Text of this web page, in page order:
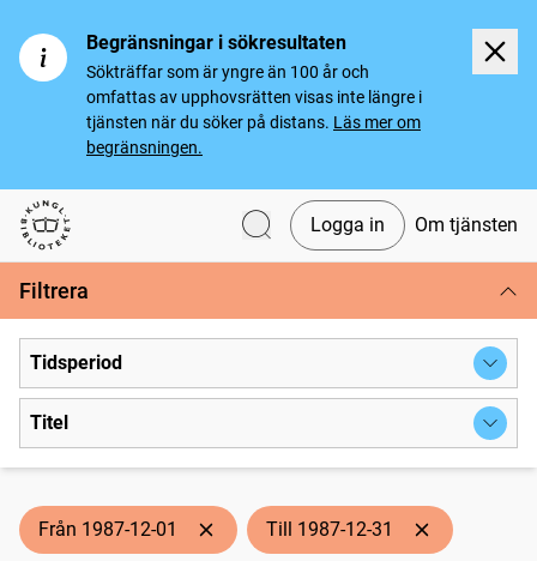
Begränsningar i sökresultaten
Sökträffar som är yngre än 100 år och
omfattas av upphovsrätten visas inte längre i
tjänsten när du söker på distans. Läs mer om
begränsningen.
Svenska tidningar
Logga in Om tjänsten
Filtrera
Tidsperiod
Titel
Från 1987-12-01 Till 1987-12-31